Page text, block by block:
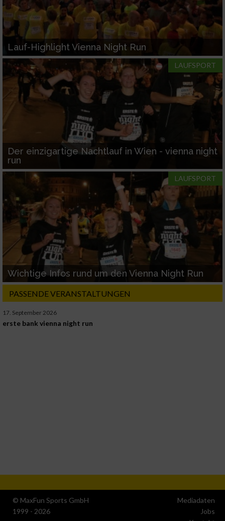
Lauf-Highlight Vienna Night Run
LAUFSPORT
Der einzigartige Nachtlauf in Wien - vienna night
run
LAUFSPORT
Wichtige Infos rund um den Vienna Night Run
PASSENDE VERANSTALTUNGEN
17. September 2026
erste bank vienna night run
© MaxFun Sports GmbH
1999 - 2026
Mediadaten
Jobs